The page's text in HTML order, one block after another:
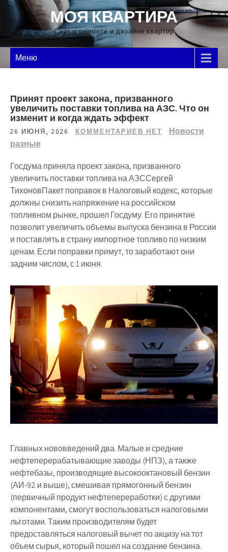
Перейти
содержимому
МОЯ КВАРТИРА
Сайт о ремонте и дизайне квартир
Меню
Принят проект закона, призванного
увеличить поставки топлива на АЗС. Что он
изменит и когда ждать эффект
26 ИЮНЯ, 2026 КОММЕНТАРИЕВ НЕТ
Новости
разные
Госдума приняла проект закона, призванного
увеличить поставки топлива на АЗССергей
ТихоновПакет поправок в Налоговый кодекс, которые
должны снизить напряжение на российском
топливном рынке, прошел Госдуму. Его принятие
позволит увеличить объемы выпуска бензина в России
и поставлять в страну импортное топливо по низким
ценам. Если поправки примут, то заработают они
задним числом, с 1 июня.
Главных нововведений два. Малые и средние
нефтеперерабатывающие заводы (НПЗ), а также
нефтебазы, производящие высокооктановый бензин
(АИ-92 и выше), смешивая прямогонный бензин
(первичный продукт нефтепереработки) с другими
компонентами, смогут воспользоваться налоговыми
льготами. Таким производителям будет
предоставляться налоговый вычет по акцизу на тот
объем сырья, который пошел на создание бензина.